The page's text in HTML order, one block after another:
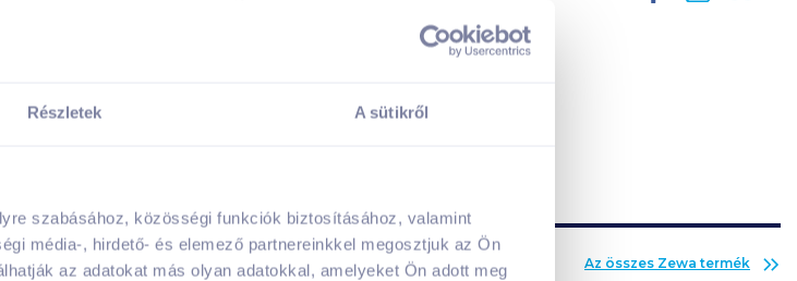
Részletek A sütikről
szabásához, közösségi funkciók biztosításához, valamint
média-, hirdető- és elemező partnereinkkel megosztjuk az Ön
az adatokat más olyan adatokkal, amelyeket Ön adott meg
Adj hozzá termékeket!
Az összes Zewa termék